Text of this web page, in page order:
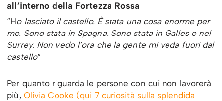
all’interno della Fortezza Rossa
“Ho lasciato il castello. È stata una cosa enorme per
me. Sono stata in Spagna. Sono stata in Galles e nel
Surrey. Non vedo l’ora che la gente mi veda fuori dal
castello“
Per quanto riguarda le persone con cui non lavorerà
più, Olivia Cooke (qui 7 curiosità sulla splendida